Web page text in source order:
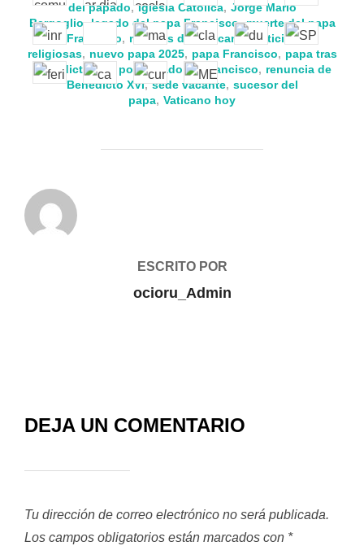
del papado, Iglesia Católica, Jorge Mario
Bergoglio, legado del papa Francisco, muerte del papa
Francisco, noticias del Vaticano, noticias
religiosas, nuevo papa 2025, papa Francisco, papa tras
Benedicto XVI
pontificado de Francisco, renuncia de
Benedicto XVI, sede vacante, sucesor del
papa, Vaticano hoy
ESCRITO POR
ocioru_Admin
DEJA UN COMENTARIO
Tu dirección de correo electrónico no será publicada.
Los campos obligatorios están marcados con *